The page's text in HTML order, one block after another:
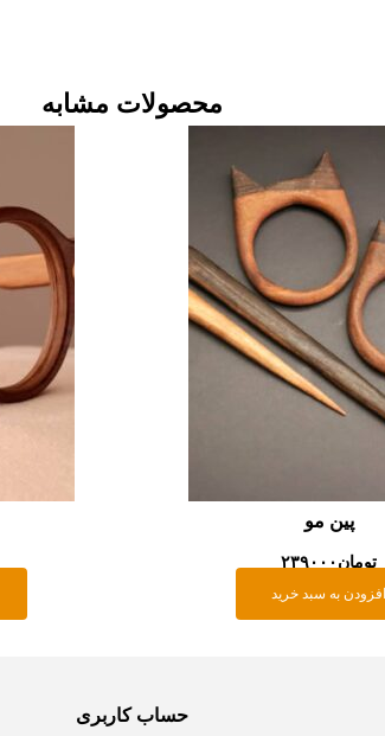
محصولات مشابه
پین مو
تومان۲۳۹۰۰۰
افزودن به سبد خرید
حساب کاربری